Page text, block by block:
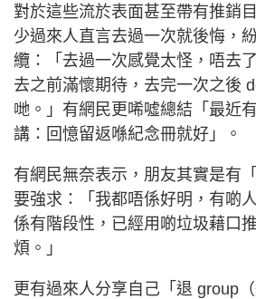
對於這些流於表面甚至帶有推銷
少過來人直言去過一次就後悔，
纜：「去過一次感覺太怪，唔去
去之前滿懷期待，去完一次之後
哋。」有網民更唏噓總結「最近
講：回憶留返喺紀念冊就好」。
有網民無奈表示，朋友其實是有
要強求：「我都唔係好明，有啲
係有階段性，已經用啲垃圾藉口
煩。」
更有過來人分享自己「退 group